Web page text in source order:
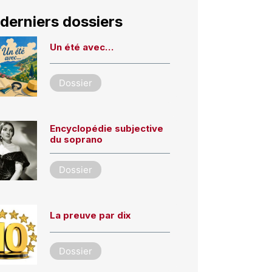
dossiers
Un été avec…
Dossier
Encyclopédie subjective
du soprano
Dossier
La preuve par dix
Dossier